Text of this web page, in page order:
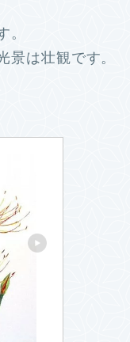
。
景は壮観です。